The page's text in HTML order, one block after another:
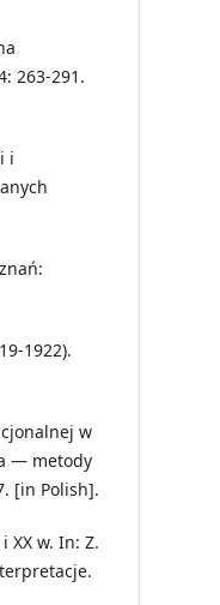
263-291.
i
1922).
w
— metody
[in Polish].
XX w. In: Z.